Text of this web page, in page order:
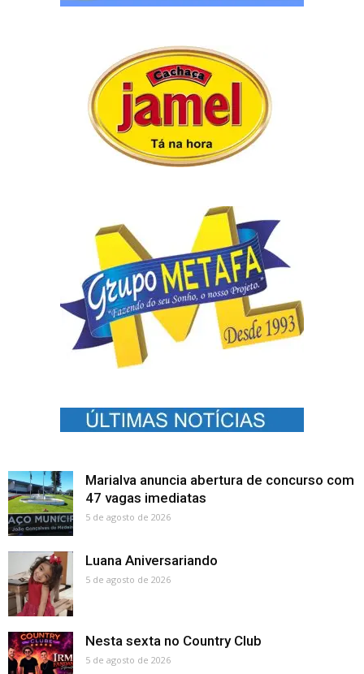
Marialva anuncia abertura de concurso com
47 vagas imediatas
5 de agosto de 2026
Luana Aniversariando
5 de agosto de 2026
Nesta sexta no Country Club
5 de agosto de 2026